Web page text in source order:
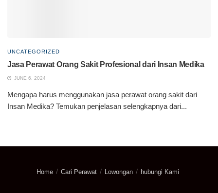
UNCATEGORIZED
Jasa Perawat Orang Sakit Profesional dari Insan Medika
JUNE 6, 2024
Mengapa harus menggunakan jasa perawat orang sakit dari
Insan Medika? Temukan penjelasan selengkapnya dari...
Home Cari Perawat Lowongan hubungi Kami